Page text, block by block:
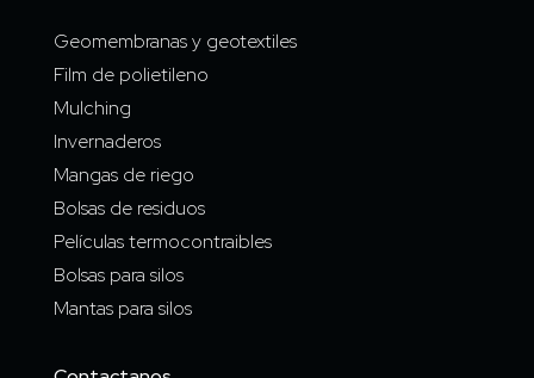
Geomembranas y geotextiles
Film de polietileno
Mulching
Invernaderos
Mangas de riego
Bolsas de residuos
Películas termocontraibles
Bolsas para silos
Mantas para silos